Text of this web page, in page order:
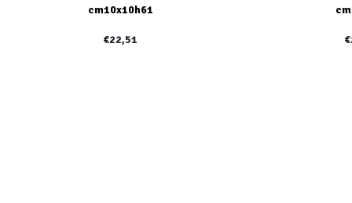
cm10x10h61
€22,51